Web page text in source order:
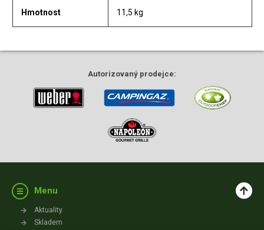
Hmotnost 11,5 kg
Autorizovaný prodejce:
Menu
Aktuality
Skladem